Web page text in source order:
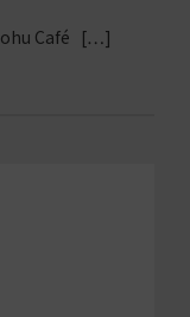
Café […]